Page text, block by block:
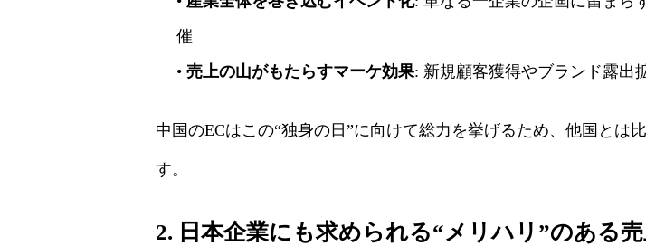
催
•売上の山がもたらすマーケ効果: 新規顧客獲得やブランド露出
中国のECはこの“独身の日”に向けて総力を挙げるため、他国と
す。
2. 日本企業にも求められる“メリハリ”のある